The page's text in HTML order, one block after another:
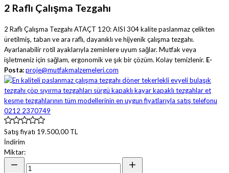
2 Raflı Çalışma Tezgahı
2 Raflı Çalışma Tezgahı ATAÇT 120: AISI 304 kalite paslanmaz çelikten
üretilmiş, taban ve ara raflı, dayanıklı ve hijyenik çalışma tezgahı.
Ayarlanabilir rotil ayaklarıyla zeminlere uyum sağlar. Mutfak veya
işletmeniz için sağlam, ergonomik ve şık bir çözüm. Kolay temizlenir. E-
Posta:proje@mutfakmalzemeleri.com
Satış fiyatı 19.500,00 TL
İndirim
Miktar: